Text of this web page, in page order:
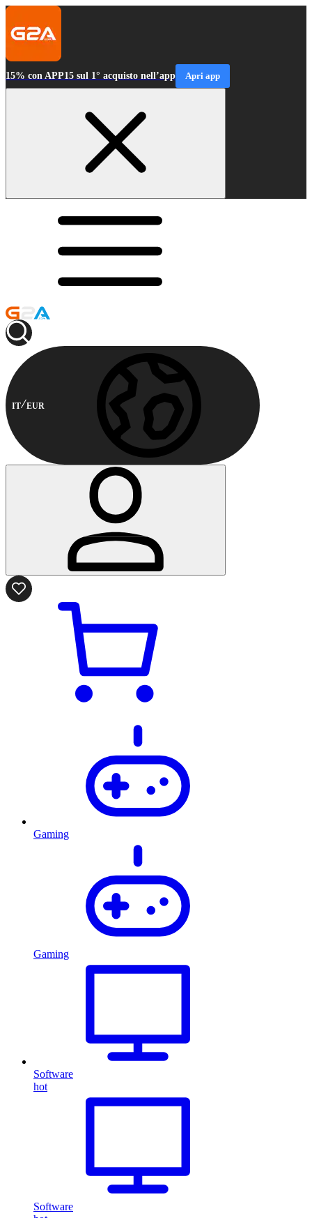
15% con APP15 sul 1° acquisto nell’app Apri app
IT EUR
Gaming
Gaming
Software
hot
Software